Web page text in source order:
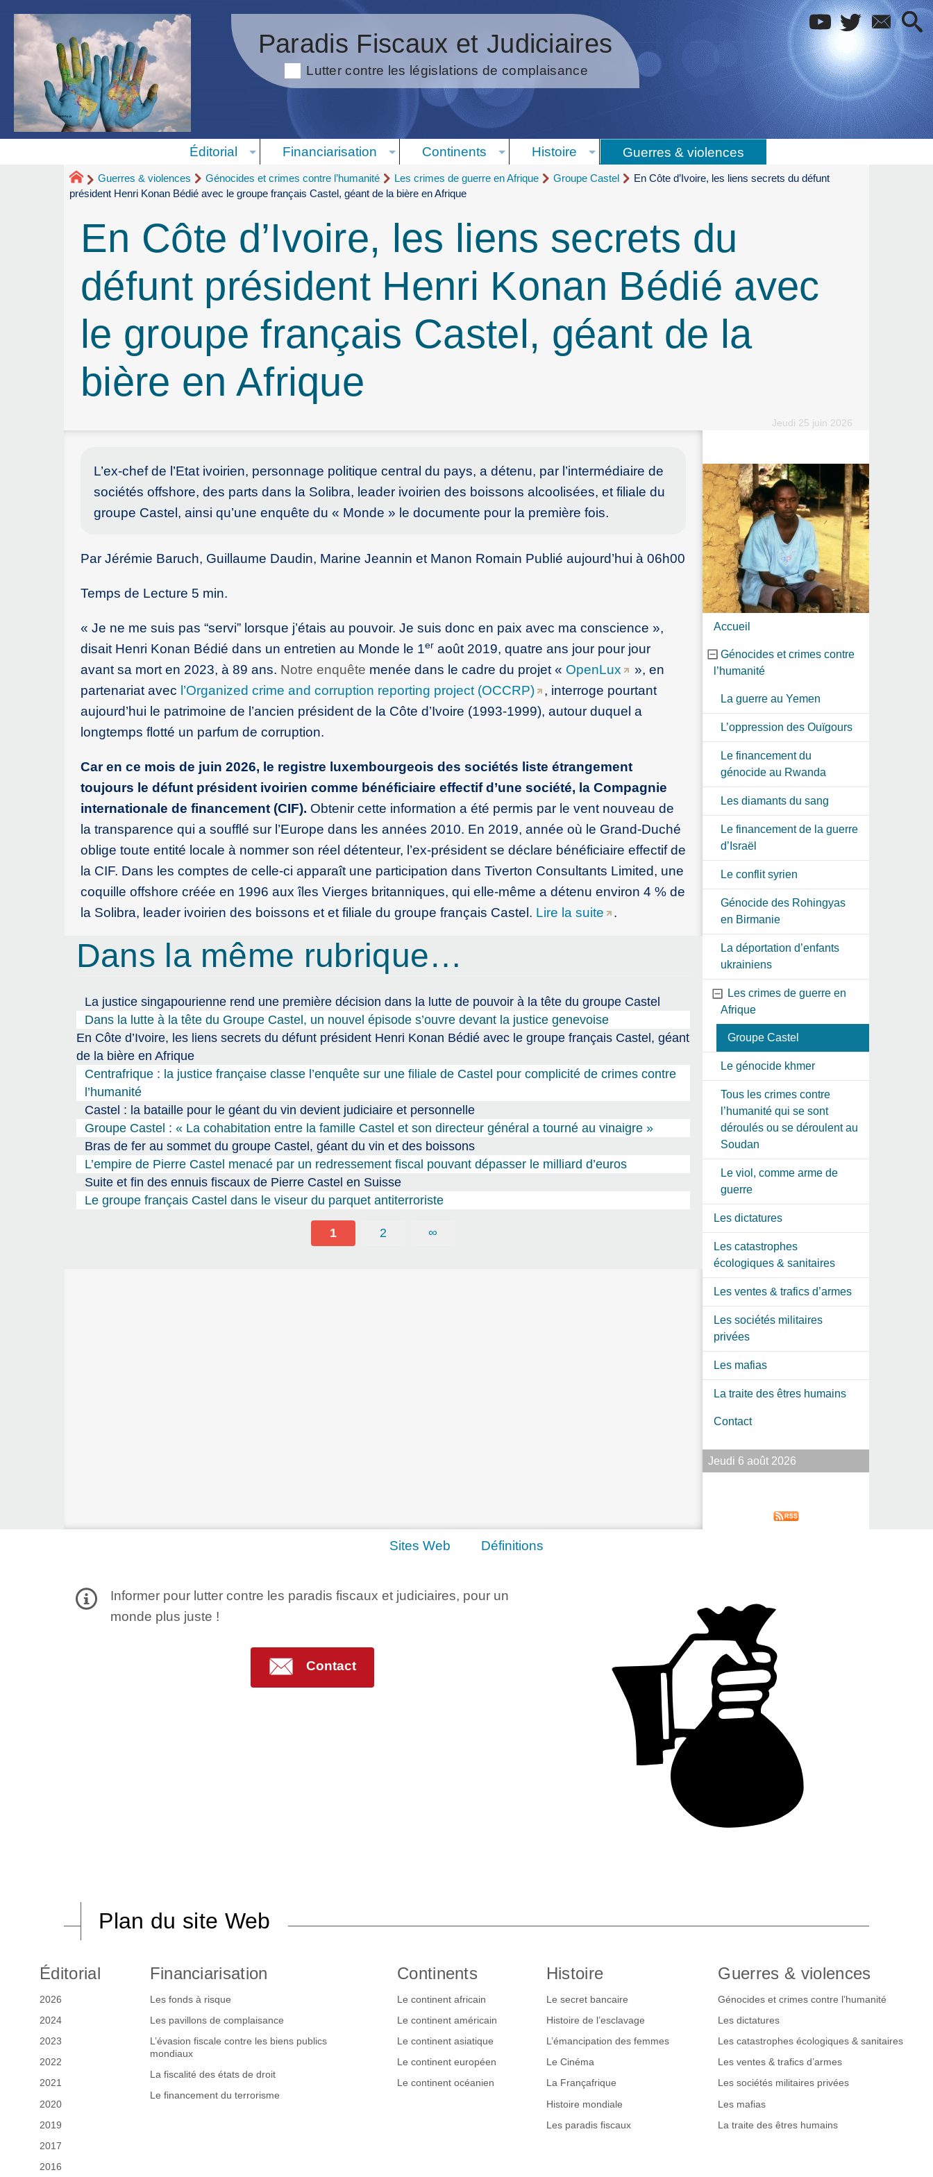
Paradis Fiscaux et Judiciaires
Lutter contre les législations de complaisance
Éditorial Financiarisation Continents Histoire Guerres & violences
Guerres & violences Génocides et crimes contre l’humanité Les crimes de guerre en Afrique Groupe Castel
En Côte d’Ivoire, les liens secrets du défunt
président Henri Konan Bédié avec le groupe français Castel, géant de la bière en Afrique
En Côte d’Ivoire, les liens secrets du
défunt président Henri Konan Bédié avec
le groupe français Castel, géant de la
bière en Afrique
Jeudi 25 juin 2026
L’ex-chef de l’Etat ivoirien, personnage politique central du pays, a détenu, par l’intermédiaire de
sociétés offshore, des parts dans la Solibra, leader ivoirien des boissons alcoolisées, et filiale du
groupe Castel, ainsi qu’une enquête du « Monde » le documente pour la première fois.
Par Jérémie Baruch, Guillaume Daudin, Marine Jeannin et Manon Romain Publié aujourd’hui à 06h00
Temps de Lecture 5 min.
« Je ne me suis pas “servi” lorsque j’étais au pouvoir. Je suis donc en paix avec ma conscience »,
disait Henri Konan Bédié dans un entretien au Monde le 1er août 2019, quatre ans jour pour jour
avant sa mort en 2023, à 89 ans. Notre enquête menée dans le cadre du projet « OpenLux
», en
partenariat avec l’Organized crime and corruption reporting project (OCCRP)
, interroge pourtant
aujourd’hui le patrimoine de l’ancien président de la Côte d’Ivoire (1993-1999), autour duquel a
longtemps flotté un parfum de corruption.
Car en ce mois de juin 2026, le registre luxembourgeois des sociétés liste étrangement
toujours le défunt président ivoirien comme bénéficiaire effectif d’une société, la Compagnie
internationale de financement (CIF). Obtenir cette information a été permis par le vent nouveau de
la transparence qui a soufflé sur l’Europe dans les années 2010. En 2019, année où le Grand-Duché
oblige toute entité locale à nommer son réel détenteur, l’ex-président se déclare bénéficiaire effectif de
la CIF. Dans les comptes de celle-ci apparaît une participation dans Tiverton Consultants Limited, une
coquille offshore créée en 1996 aux îles Vierges britanniques, qui elle-même a détenu environ 4 % de
la Solibra, leader ivoirien des boissons et et filiale du groupe français Castel. Lire la suite .
Dans la même rubrique…
La justice singapourienne rend une première décision dans la lutte de pouvoir à la tête du groupe Castel
Dans la lutte à la tête du Groupe Castel, un nouvel épisode s’ouvre devant la justice genevoise
En Côte d’Ivoire, les liens secrets du défunt président Henri Konan Bédié avec le groupe français Castel, géant
de la bière en Afrique
Centrafrique : la justice française classe l’enquête sur une filiale de Castel pour complicité de crimes contre
l’humanité
Castel : la bataille pour le géant du vin devient judiciaire et personnelle
Groupe Castel : « La cohabitation entre la famille Castel et son directeur général a tourné au vinaigre »
Bras de fer au sommet du groupe Castel, géant du vin et des boissons
L’empire de Pierre Castel menacé par un redressement fiscal pouvant dépasser le milliard d’euros
Suite et fin des ennuis fiscaux de Pierre Castel en Suisse
Le groupe français Castel dans le viseur du parquet antiterroriste
1 2 ∞
Accueil
Génocides et crimes contre
l’humanité
La guerre au Yemen
L’oppression des Ouïgours
Le financement du
génocide au Rwanda
Les diamants du sang
Le financement de la guerre
d’Israël
Le conflit syrien
Génocide des Rohingyas
en Birmanie
La déportation d’enfants
ukrainiens
Les crimes de guerre en
Afrique
Groupe Castel
Le génocide khmer
Tous les crimes contre
l’humanité qui se sont
déroulés ou se déroulent au
Soudan
Le viol, comme arme de
guerre
Les dictatures
Les catastrophes
écologiques & sanitaires
Les ventes & trafics d’armes
Les sociétés militaires
privées
Les mafias
La traite des êtres humains
Contact
Jeudi 6 août 2026
Sites Web Définitions
Informer pour lutter contre les paradis fiscaux et judiciaires, pour un
monde plus juste !
Contact
Plan du site Web
Éditorial
2026
2024
2023
2022
2021
2020
2019
2017
2016
Financiarisation
Les fonds à risque
Les pavillons de complaisance
L’évasion fiscale contre les biens publics
mondiaux
La fiscalité des états de droit
Le financement du terrorisme
Continents
Le continent africain
Le continent américain
Le continent asiatique
Le continent européen
Le continent océanien
Histoire
Le secret bancaire
Histoire de l’esclavage
L’émancipation des femmes
Le Cinéma
La Françafrique
Histoire mondiale
Les paradis fiscaux
Guerres & violences
Génocides et crimes contre l’humanité
Les dictatures
Les catastrophes écologiques & sanitaires
Les ventes & trafics d’armes
Les sociétés militaires privées
Les mafias
La traite des êtres humains